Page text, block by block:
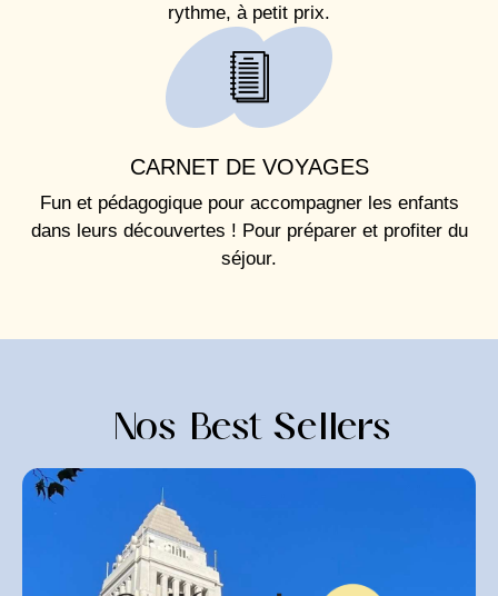
rythme, à petit prix.
CARNET DE VOYAGES
Fun et pédagogique pour accompagner les enfants
dans leurs découvertes ! Pour préparer et profiter du
séjour.
Nos Best Sellers